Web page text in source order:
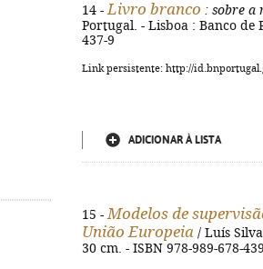
14 - Livro branco : sobre a
Portugal. - Lisboa : Banco de
437-9
Link persistente: http://
ADICIONAR À LISTA
15 - Modelos de
União Europeia / Luís
30 cm. - ISBN 978-989-678-